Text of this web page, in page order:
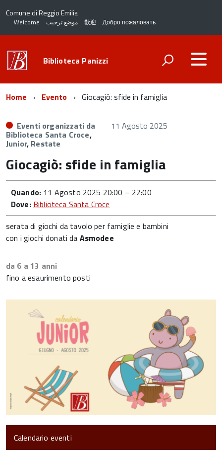
Comune di Reggio Emilia
Welcome موضع ترحيب 歡迎 Добро пожаловать
Biblioteca Panizzi
Home Evento Giocagiò: sfide in famiglia
Eventi organizzati da
Biblioteca Santa Croce,
Junior, Restate
11 Agosto 2025
Giocagiò: sfide in famiglia
Quando: 11 Agosto 2025 20:00 – 22:00
Dove: Biblioteca Santa Croce
serata di giochi da tavolo per famiglie e bambini
con i giochi donati da Asmodee
da 6 a 13 anni
fino a esaurimento posti
Calendario eventi